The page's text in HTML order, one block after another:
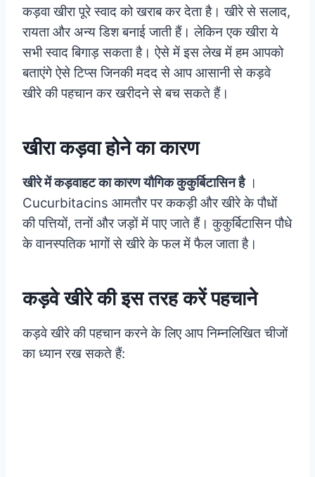
कड़वा खीरा पूरे स्वाद को खराब कर देता है। खीरे से सलाद,
रायता और अन्य डिश बनाई जाती हैं। लेकिन एक खीरा ये
सभी स्वाद बिगाड़ सकता है। ऐसे में इस लेख में हम आपको
बताएंगे ऐसे टिप्स जिनकी मदद से आप आसानी से कड़वे
खीरे की पहचान कर खरीदने से बच सकते हैं।
खीरा कड़वा होने का कारण
खीरे में कड़वाहट का कारण यौगिक कुकुर्बिटासिन है।
Cucurbitacins आमतौर पर ककड़ी और खीरे के पौधों
की पत्तियों, तनों और जड़ों में पाए जाते हैं। कुकुर्बिटासिन पौधे
के वानस्पतिक भागों से खीरे के फल में फैल जाता है।
कड़वे खीरे की इस तरह करें पहचाने
कड़वे खीरे की पहचान करने के लिए आप निम्नलिखित चीजों
का ध्यान रख सकते हैं: